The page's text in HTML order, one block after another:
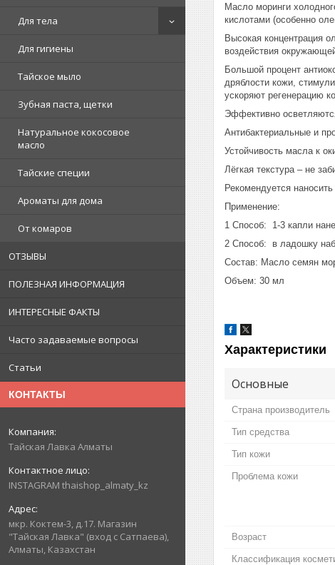
Для тела
Для гигиены
Тайское мыло
Зубная паста, щетки
Натуральное кокосовое
масло
Тайские специи
Ароматы для дома
От комаров
ОТЗЫВЫ
ПОЛЕЗНАЯ ИНФОРМАЦИЯ
ИНТЕРЕСНЫЕ ФАКТЫ
Часто задаваемые вопросы
Статьи
КОНТАКТЫ
Тайская Лавка Алматы
INSTAGRAM thaishop_almaty_kz
мкр. Коктем-3, д.17. Магазин
"Тайская Лавка" (вход с Сатпаева),
Алматы, Казахстан
Масло моринги
кислотами (особенно
Высокая концентрация
воздействия
Большой процент
дряблости кожи,
ускоряют регенерацию
Эффективно
Антибактериальные и
Устойчивость масла к
Лёгкая текстура – не
Рекомендуется
Применение:
1 Способ: 1-3 капли
2 Способ: в ладошку
Состав: Масло семян
Объем: 30 мл
Характеристики
Основные
Страна производитель
Тип средства
Тип кожи
Проблема кожи
Возраст
Классификация